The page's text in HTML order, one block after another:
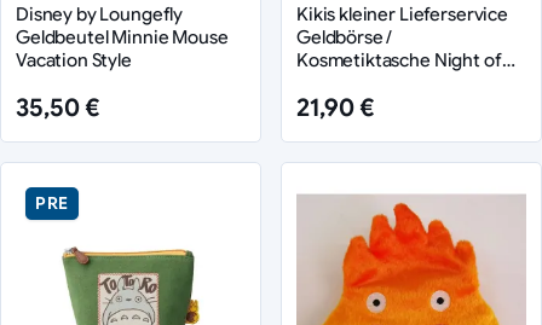
Disney by Loungefly
Geldbeutel Minnie Mouse
Vacation Style
35,50 €
Kikis kleiner Lieferservice
Geldbörse /
Kosmetiktasche Night of
21,90 €
PRE